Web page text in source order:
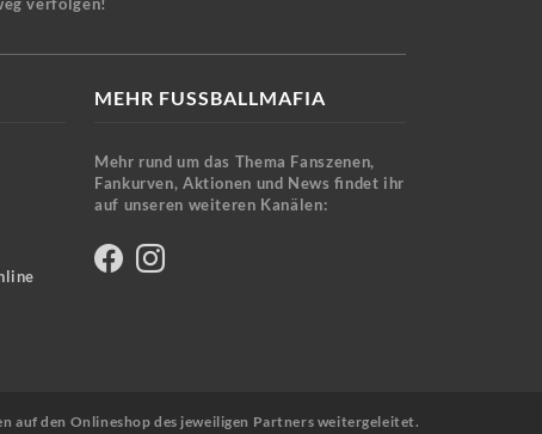
verfolgen!
MEHR FUSSBALLMAFIA
Mehr rund um das Thema Fanszenen,
Fankurven, Aktionen und News findet ihr
auf unseren weiteren Kanälen:
auf den Onlineshop des jeweiligen Partners weitergeleitet.